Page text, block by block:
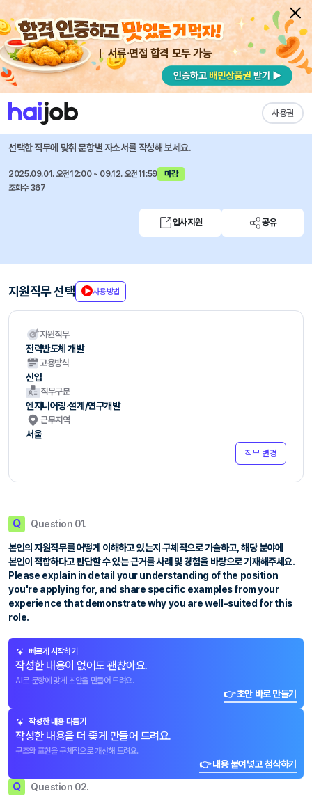
서류·면접 합격 모두 가능
사용권
채용공고 자소서 자유항목 자소서 내 작성목록
현대모비스 즐겨찾기
2025 하반기 연구장학생 모집
선택한 직무에 맞춰 문항별 자소서를 작성해 보세요.
2025.09.01. 오전12:00 ~ 09.12. 오전11:59
마감
조회수 367
입사지원 공유
지원직무 선택 사용방법
지원직무
전력반도체 개발
고용방식
신입
직무구분
엔지니어링·설계/연구개발
근무지역
서울
직무 변경
Q Question 01.
본인의 지원직무를 어떻게 이해하고 있는지 구체적으로 기술하고, 해당 분야에
본인이 적합하다고 판단할 수 있는 근거를 사례 및 경험을 바탕으로 기재해주세요.
Please explain in detail your understanding of the position
you're applying for, and share specific examples from your
experience that demonstrate why you are well-suited for this
role.
빠르게 시작하기
작성한 내용이 없어도 괜찮아요.
AI로 문항에 맞게 초안을 만들어 드려요.
👉 초안 바로 만들기
작성한 내용 다듬기
작성한 내용을 더 좋게 만들어 드려요.
구조와 표현을 구체적으로 개선해 드려요.
👉 내용 붙여넣고 첨삭하기
Q Question 02.